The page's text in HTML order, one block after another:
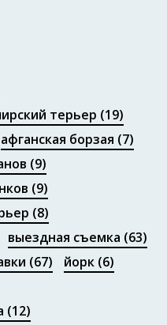
терьер (19)
афганская борзая (7)
(9)
(9)
(8)
выездная съемка (63)
(67) йорк (6)
(12)